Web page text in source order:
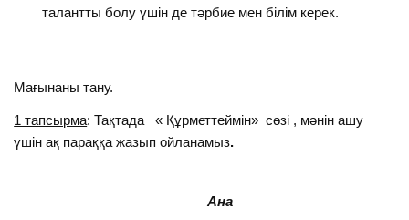
талантты болу үшін де тәрбие мен білім керек.
Мағынаны тану.
1 тапсырма: Тақтада « Құрметтеймін» сөзі , мәнін ашу
үшін ақ параққа жазып ойланамыз.
Ана